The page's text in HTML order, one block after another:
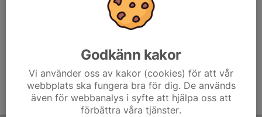
Godkänn kakor
Vi använder oss av kakor (cookies) för att vår
webbplats ska fungera bra för dig. De används
även för webbanalys i syfte att hjälpa oss att
förbättra våra tjänster.